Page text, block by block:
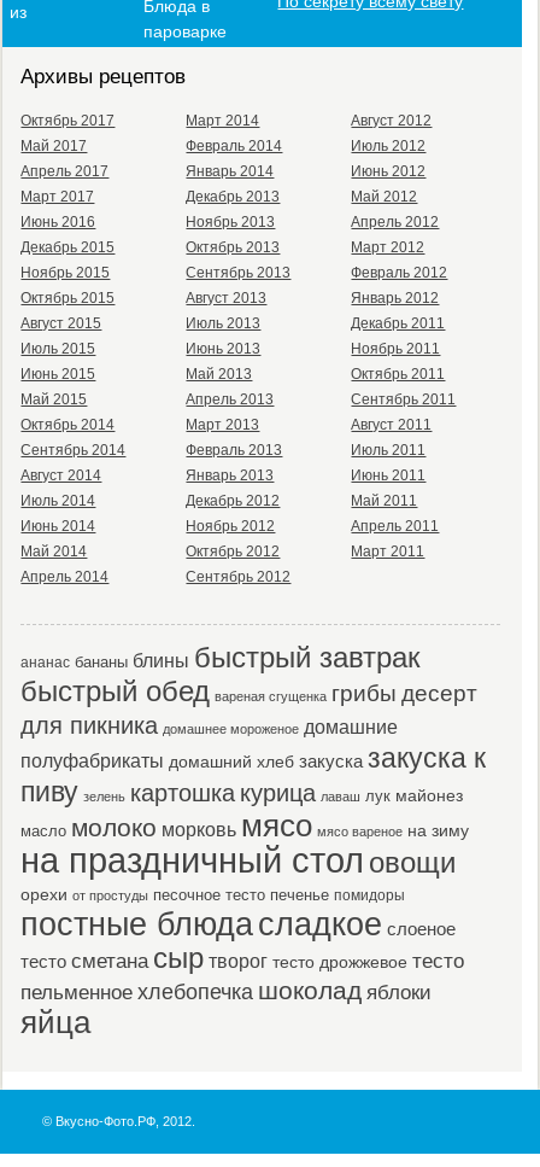
из
Блюда в
пароварке
Архивы рецептов
Октябрь 2017
Май 2017
Апрель 2017
Март 2017
Июнь 2016
Декабрь 2015
Ноябрь 2015
Октябрь 2015
Август 2015
Июль 2015
Июнь 2015
Май 2015
Октябрь 2014
Сентябрь 2014
Август 2014
Июль 2014
Июнь 2014
Май 2014
Апрель 2014
Март 2014
Февраль 2014
Январь 2014
Декабрь 2013
Ноябрь 2013
Октябрь 2013
Сентябрь 2013
Август 2013
Июль 2013
Июнь 2013
Май 2013
Апрель 2013
Март 2013
Февраль 2013
Январь 2013
Декабрь 2012
Ноябрь 2012
Октябрь 2012
Сентябрь 2012
Август 2012
Июль 2012
Июнь 2012
Май 2012
Апрель 2012
Март 2012
Февраль 2012
Январь 2012
Декабрь 2011
Ноябрь 2011
Октябрь 2011
Сентябрь 2011
Август 2011
Июль 2011
Июнь 2011
Май 2011
Апрель 2011
Март 2011
ананас бананы блины быстрый завтрак
быстрый обед вареная сгущенка грибы десерт
для пикника домашнее мороженое домашние
полуфабрикаты домашний хлеб закуска закуска к
пиву зелень картошка курица лаваш лук майонез
масло молоко морковь мясо мясо вареное на зиму
на праздничный стол овощи
орехи от простуды песочное тесто печенье помидоры
постные блюдасладкое слоеное
тесто сметана сыр творог тесто дрожжевое тесто
пельменное хлебопечка шоколад яблоки
яйца
© Вкусно-Фото.РФ, 2012.